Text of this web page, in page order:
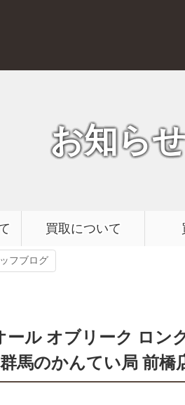
んてい局 前
お知ら
買取について
フブログ
ール オブリーク ロン
馬のかんてい局 前橋